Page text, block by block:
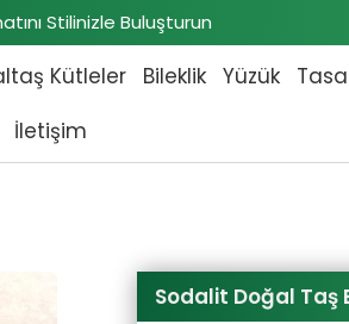
Stilinizle Buluşturun
Kütleler Bileklik Yüzük
İletişim
Sodalit Doğal Taş